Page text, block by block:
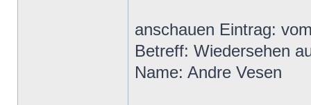
anschauen Eintrag:
Betreff: Wiedersehen
Name: Andre Vesen